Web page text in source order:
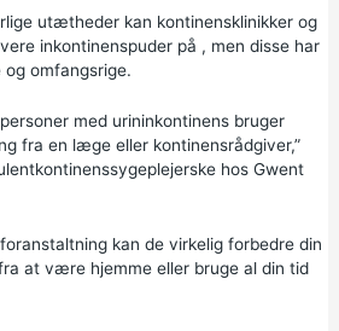
utætheder kan kontinensklinikker og
inkontinenspuder på , men disse har
omfangsrige.
med urininkontinens bruger
fra en læge eller kontinensrådgiver,”
hos Gwent
kan de virkelig forbedre din
at være hjemme eller bruge al din tid